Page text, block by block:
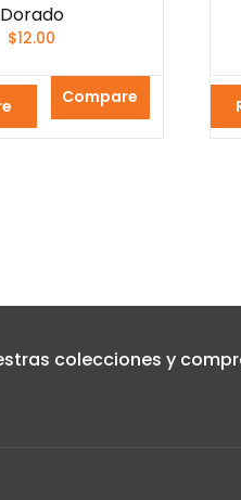
Dorado
$12.00
Compare
colecciones y